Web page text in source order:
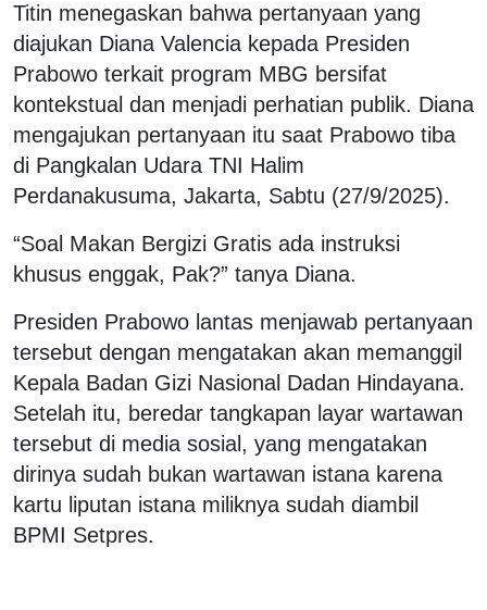
Titin menegaskan bahwa pertanyaan yang
diajukan Diana Valencia kepada Presiden
Prabowo terkait program MBG bersifat
kontekstual dan menjadi perhatian publik. Diana
mengajukan pertanyaan itu saat Prabowo tiba
di Pangkalan Udara TNI Halim
Perdanakusuma, Jakarta, Sabtu (27/9/2025).
“Soal Makan Bergizi Gratis ada instruksi
khusus enggak, Pak?” tanya Diana.
Presiden Prabowo lantas menjawab pertanyaan
tersebut dengan mengatakan akan memanggil
Kepala Badan Gizi Nasional Dadan Hindayana.
Setelah itu, beredar tangkapan layar wartawan
tersebut di media sosial, yang mengatakan
dirinya sudah bukan wartawan istana karena
kartu liputan istana miliknya sudah diambil
BPMI Setpres.